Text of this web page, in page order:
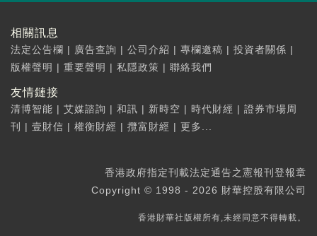
相關訊息
法定公告欄 | 廣告查詢 | 公司介紹 | 專欄邀稿 | 投資者關係 |
版權聲明 | 重要聲明 | 私隱政策 | 聯絡我們
友情鏈接
清博智能 | 艾媒諮詢 | 和訊 | 新時空 | 時代財經 | 證券市場周
刊
| 壹財信 | 權衡財經 | 攬富財經 | 更多...
香港政府指定刊載法定通告之憲報刊登報章
Copyright © 1998 - 2026 財華控股有限公司
香港財華社版權所有,未經同意不得轉載。